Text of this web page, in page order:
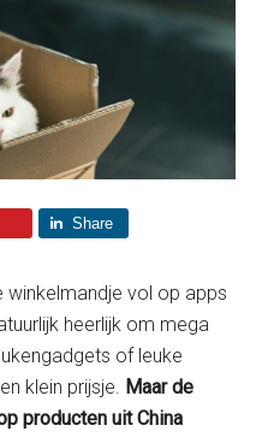
Share
winkelmandje vol op apps
heerlijk om mega
of leuke
klein prijsje. Maar de
producten uit China